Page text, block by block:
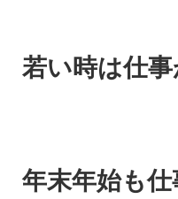
若い時は仕
年末年始も